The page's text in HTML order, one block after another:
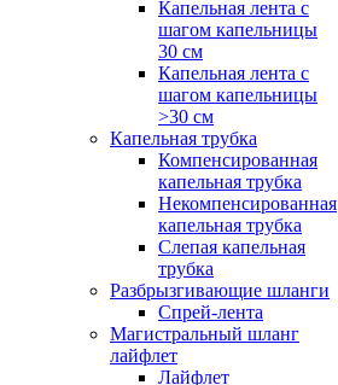
Капельная лента с
шагом капельницы
30 см
Капельная лента с
шагом капельницы
>30 см
Капельная трубка
Компенсированная
капельная трубка
Некомпенсированная
капельная трубка
Слепая капельная
трубка
Разбрызгивающие шланги
Спрей-лента
Магистральный шланг
лайфлет
Лайфлет